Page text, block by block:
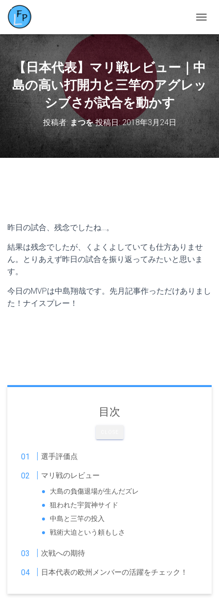
ビ
ー
ョ
ン
を
切
り
え
【日本代表】マリ戦レビュー｜中
島の高い打開力と三竿のアグレッ
シブさが試合を動かす
投稿者: まつを投稿日:2018年3月24日
昨日の試合、残念でしたね…。
結果は残念でしたが、くよくよしていても仕方ありませ
ん。とりあえず昨日の試合を振り返ってみたいと思いま
す。
今日のMVPは中島翔哉です。先月記事作っただけありまし
た！ナイスプレー！
目次
選手評価点
マリ戦のレビュー
大島の負傷退場が生んだズレ
狙われた宇賀神サイド
中島と三竿の投入
戦術大迫という頼もしさ
次戦への期待
日本代表の欧州メンバーの活躍をチェック！